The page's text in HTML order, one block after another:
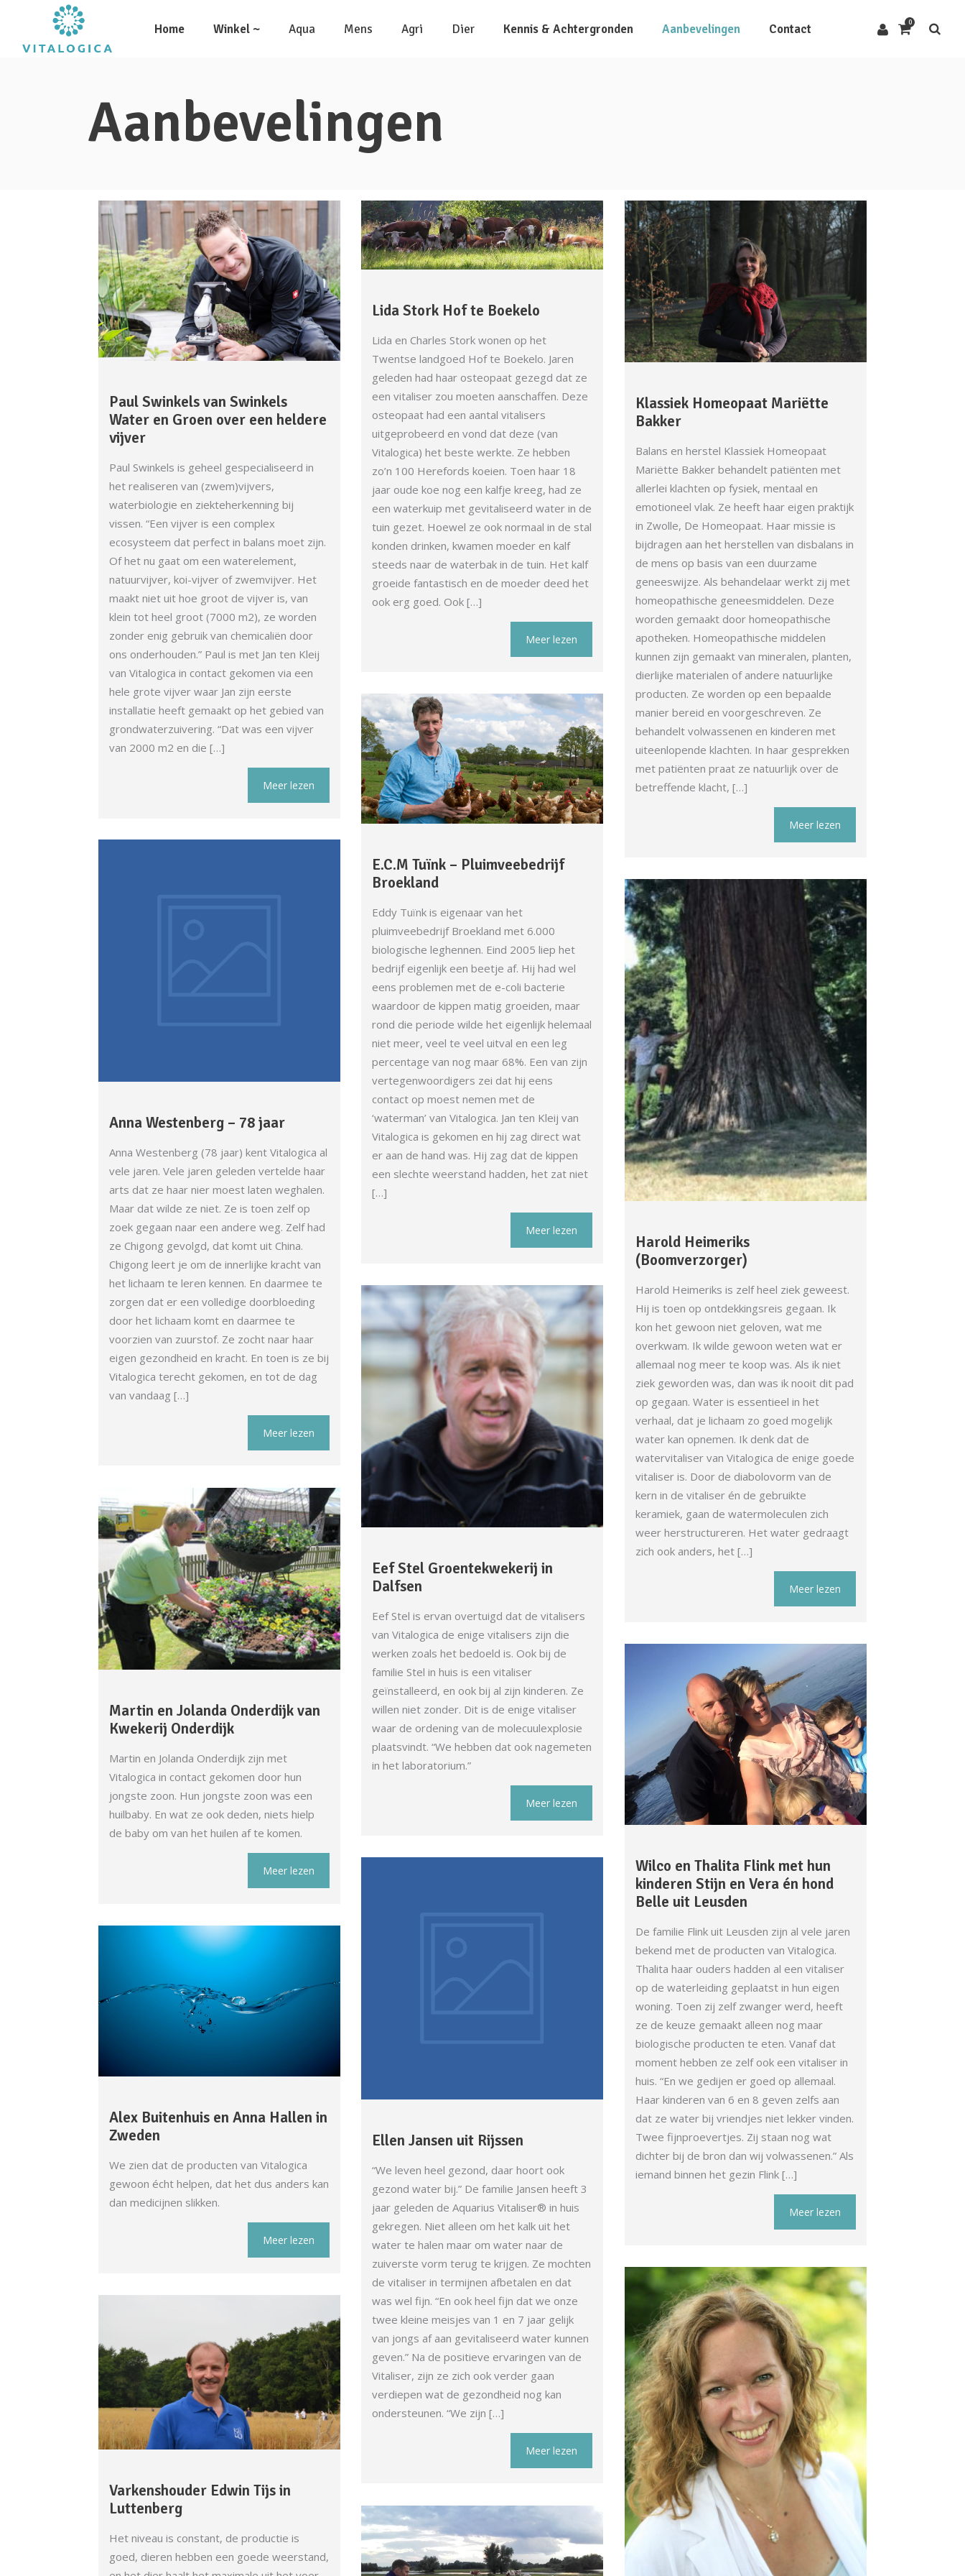
Home Winkel ~ Aqua Mens Agri Dier Kennis & Achtergronden Aanbevelingen Contact 0
Aanbevelingen
Paul Swinkels van Swinkels
Water en Groen over een heldere
vijver
Paul Swinkels is geheel gespecialiseerd in
het realiseren van (zwem)vijvers,
waterbiologie en ziekteherkenning bij
vissen. “Een vijver is een complex
ecosysteem dat perfect in balans moet zijn.
Of het nu gaat om een waterelement,
natuurvijver, koi-vijver of zwemvijver. Het
maakt niet uit hoe groot de vijver is, van
klein tot heel groot (7000 m2), ze worden
zonder enig gebruik van chemicaliën door
ons onderhouden.” Paul is met Jan ten Kleij
van Vitalogica in contact gekomen via een
hele grote vijver waar Jan zijn eerste
installatie heeft gemaakt op het gebied van
grondwaterzuivering. “Dat was een vijver
van 2000 m2 en die […]
Meer lezen
Lida Stork Hof te Boekelo
Lida en Charles Stork wonen op het
Twentse landgoed Hof te Boekelo. Jaren
geleden had haar osteopaat gezegd dat ze
een vitaliser zou moeten aanschaffen. Deze
osteopaat had een aantal vitalisers
uitgeprobeerd en vond dat deze (van
Vitalogica) het beste werkte. Ze hebben
zo’n 100 Herefords koeien. Toen haar 18
jaar oude koe nog een kalfje kreeg, had ze
een waterkuip met gevitaliseerd water in de
tuin gezet. Hoewel ze ook normaal in de stal
konden drinken, kwamen moeder en kalf
steeds naar de waterbak in de tuin. Het kalf
groeide fantastisch en de moeder deed het
ook erg goed. Ook […]
Meer lezen
Klassiek Homeopaat Mariëtte
Bakker
Balans en herstel Klassiek Homeopaat
Mariëtte Bakker behandelt patiënten met
allerlei klachten op fysiek, mentaal en
emotioneel vlak. Ze heeft haar eigen praktijk
in Zwolle, De Homeopaat. Haar missie is
bijdragen aan het herstellen van disbalans in
de mens op basis van een duurzame
geneeswijze. Als behandelaar werkt zij met
homeopathische geneesmiddelen. Deze
worden gemaakt door homeopathische
apotheken. Homeopathische middelen
kunnen zijn gemaakt van mineralen, planten,
dierlijke materialen of andere natuurlijke
producten. Ze worden op een bepaalde
manier bereid en voorgeschreven. Ze
behandelt volwassenen en kinderen met
uiteenlopende klachten. In haar gesprekken
met patiënten praat ze natuurlijk over de
betreffende klacht, […]
Meer lezen
E.C.M Tuïnk – Pluimveebedrijf
Broekland
Eddy Tuïnk is eigenaar van het
pluimveebedrijf Broekland met 6.000
biologische leghennen. Eind 2005 liep het
bedrijf eigenlijk een beetje af. Hij had wel
eens problemen met de e-coli bacterie
waardoor de kippen matig groeiden, maar
rond die periode wilde het eigenlijk helemaal
niet meer, veel te veel uitval en een leg
percentage van nog maar 68%. Een van zijn
vertegenwoordigers zei dat hij eens
contact op moest nemen met de
‘waterman’ van Vitalogica. Jan ten Kleij van
Vitalogica is gekomen en hij zag direct wat
er aan de hand was. Hij zag dat de kippen
een slechte weerstand hadden, het zat niet
[…]
Meer lezen
Anna Westenberg – 78 jaar
Anna Westenberg (78 jaar) kent Vitalogica al
vele jaren. Vele jaren geleden vertelde haar
arts dat ze haar nier moest laten weghalen.
Maar dat wilde ze niet. Ze is toen zelf op
zoek gegaan naar een andere weg. Zelf had
ze Chigong gevolgd, dat komt uit China.
Chigong leert je om de innerlijke kracht van
het lichaam te leren kennen. En daarmee te
zorgen dat er een volledige doorbloeding
door het lichaam komt en daarmee te
voorzien van zuurstof. Ze zocht naar haar
eigen gezondheid en kracht. En toen is ze bij
Vitalogica terecht gekomen, en tot de dag
van vandaag […]
Meer lezen
Harold Heimeriks
(Boomverzorger)
Harold Heimeriks is zelf heel ziek geweest.
Hij is toen op ontdekkingsreis gegaan. Ik
kon het gewoon niet geloven, wat me
overkwam. Ik wilde gewoon weten wat er
allemaal nog meer te koop was. Als ik niet
ziek geworden was, dan was ik nooit dit pad
op gegaan. Water is essentieel in het
verhaal, dat je lichaam zo goed mogelijk
water kan opnemen. Ik denk dat de
watervitaliser van Vitalogica de enige goede
vitaliser is. Door de diabolovorm van de
kern in de vitaliser én de gebruikte
keramiek, gaan de watermoleculen zich
weer herstructureren. Het water gedraagt
zich ook anders, het […]
Meer lezen
Eef Stel Groentekwekerij in
Dalfsen
Eef Stel is ervan overtuigd dat de vitalisers
van Vitalogica de enige vitalisers zijn die
werken zoals het bedoeld is. Ook bij de
familie Stel in huis is een vitaliser
geïnstalleerd, en ook bij al zijn kinderen. Ze
willen niet zonder. Dit is de enige vitaliser
waar de ordening van de molecuulexplosie
plaatsvindt. “We hebben dat ook nagemeten
in het laboratorium.”
Meer lezen
Martin en Jolanda Onderdijk van
Kwekerij Onderdijk
Martin en Jolanda Onderdijk zijn met
Vitalogica in contact gekomen door hun
jongste zoon. Hun jongste zoon was een
huilbaby. En wat ze ook deden, niets hielp
de baby om van het huilen af te komen.
Meer lezen
Wilco en Thalita Flink met hun
kinderen Stijn en Vera én hond
Belle uit Leusden
De familie Flink uit Leusden zijn al vele jaren
bekend met de producten van Vitalogica.
Thalita haar ouders hadden al een vitaliser
op de waterleiding geplaatst in hun eigen
woning. Toen zij zelf zwanger werd, heeft
ze de keuze gemaakt alleen nog maar
biologische producten te eten. Vanaf dat
moment hebben ze zelf ook een vitaliser in
huis. “En we gedijen er goed op allemaal.
Haar kinderen van 6 en 8 geven zelfs aan
dat ze water bij vriendjes niet lekker vinden.
Twee fijnproevertjes. Zij staan nog wat
dichter bij de bron dan wij volwassenen.” Als
iemand binnen het gezin Flink […]
Meer lezen
Ellen Jansen uit Rijssen
“We leven heel gezond, daar hoort ook
gezond water bij.” De familie Jansen heeft 3
jaar geleden de Aquarius Vitaliser® in huis
gekregen. Niet alleen om het kalk uit het
water te halen maar om water naar de
zuiverste vorm terug te krijgen. Ze mochten
de vitaliser in termijnen afbetalen en dat
was wel fijn. “En ook heel fijn dat we onze
twee kleine meisjes van 1 en 7 jaar gelijk
van jongs af aan gevitaliseerd water kunnen
geven.” Na de positieve ervaringen van de
Vitaliser, zijn ze zich ook verder gaan
verdiepen wat de gezondheid nog kan
ondersteunen. “We zijn […]
Meer lezen
Alex Buitenhuis en Anna Hallen in
Zweden
We zien dat de producten van Vitalogica
gewoon écht helpen, dat het dus anders kan
dan medicijnen slikken.
Meer lezen
Varkenshouder Edwin Tijs in
Luttenberg
Het niveau is constant, de productie is
goed, dieren hebben een goede weerstand,